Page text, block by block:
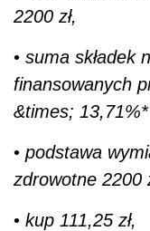
2200 zł,
• suma składek
finansowanych
&times; 13,71%*
• podstawa
zdrowotne 2200
• kup 111,25 zł,